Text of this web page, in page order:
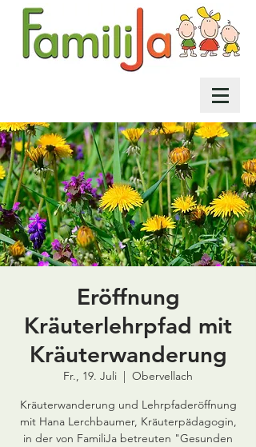
Eröffnung
Kräuterlehrpfad mit
Kräuterwanderung
Fr., 19. Juli
  |
Obervellach
Kräuterwanderung und Lehrpfaderöffnung
mit Hana Lerchbaumer, Kräuterpädagogin,
in der von FamiliJa betreuten "Gesunden